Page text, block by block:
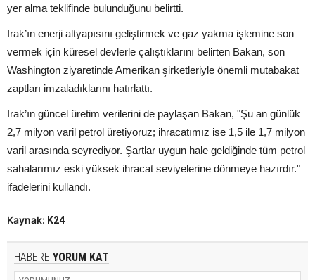
yer alma teklifinde bulunduğunu belirtti.
Irak’ın enerji altyapısını geliştirmek ve gaz yakma işlemine son
vermek için küresel devlerle çalıştıklarını belirten Bakan, son
Washington ziyaretinde Amerikan şirketleriyle önemli mutabakat
zaptları imzaladıklarını hatırlattı.
Irak’ın güncel üretim verilerini de paylaşan Bakan, "Şu an günlük
2,7 milyon varil petrol üretiyoruz; ihracatımız ise 1,5 ile 1,7 milyon
varil arasında seyrediyor. Şartlar uygun hale geldiğinde tüm petrol
sahalarımız eski yüksek ihracat seviyelerine dönmeye hazırdır."
ifadelerini kullandı.
Kaynak: K24
HABERE YORUM KAT